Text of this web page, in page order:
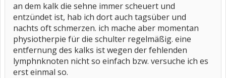
an dem kalk die sehne immer scheuert und
entzündet ist, hab ich dort auch tagsüber und
nachts oft schmerzen. ich mache aber momentan
physiotherpie für die schulter regelmäßig. eine
entfernung des kalks ist wegen der fehlenden
lymphnknoten nicht so einfach bzw. versuche ich es
erst einmal so.